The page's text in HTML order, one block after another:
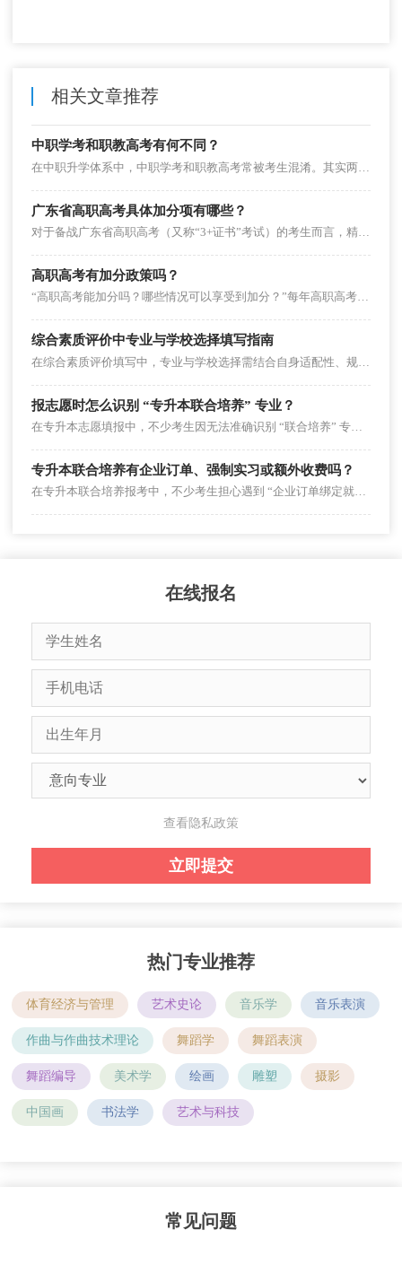
相关文章推荐
中职学考和职教高考有何不同？
广东省高职高考具体加分项有哪些？
对于备战广东省高职高考（又称“3+证书”考试）的考生而言，精准掌握本地加分政策是提升录取概率的关键。广东省教育考试院每年会发布专项加分政策，结合2025年最新要求，加分项聚焦特殊群体、技能竞赛、优秀表现三大维度，且有明确的申报规范。本文为考生梳理具体加分项目及实操要点。
高职高考有加分政策吗？
“高职高考能加分吗？哪些情况可以享受到加分？”每年高职高考报名阶段，加分政策都是考生和家长最关注的焦点之一。事实上，各地针对高职高考（又称“3+证书”考试）均设有明确的加分政策，涵盖特殊群体、技能竞赛获奖等多个维度。
综合素质评价中专业与学校选择填写指南
报志愿时怎么识别 “专升本联合培养” 专业？
在专升本志愿填报中，不少考生因无法准确识别 “联合培养” 专业，要么误报非联培专业错失实践资源，要么漏报联培专业错过低分升学机会。实际上，“专升本联合培养” 专业有明确的官方标注与信息来源，只需通过 “查渠道、看标注、核细节” 三步，就能精准识别。2026 年考生可按以下方法操作，避免志愿填报失误。
专升本联合培养有企业订单、强制实习或额外收费吗？
在专升本联合培养报考中，不少考生担心遇到 “企业订单绑定就业”“强制安排实习”“隐性额外收费” 等问题，影响学习体验与权益。实际上，这三类情况在联合培养中可能存在，但需区分 “政策允许的合理情形” 与 “违规侵权行为”，并非所有联合培养都有此类问题。
在线报名
查看隐私政策
热门专业推荐
体育经济与管理 艺术史论 音乐学 音乐表演
作曲与作曲技术理论 舞蹈学 舞蹈表演
舞蹈编导 美术学 绘画 雕塑 摄影
中国画 书法学 艺术与科技
常见问题